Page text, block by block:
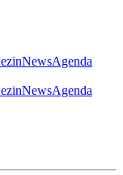
NewsAgenda
NewsAgenda